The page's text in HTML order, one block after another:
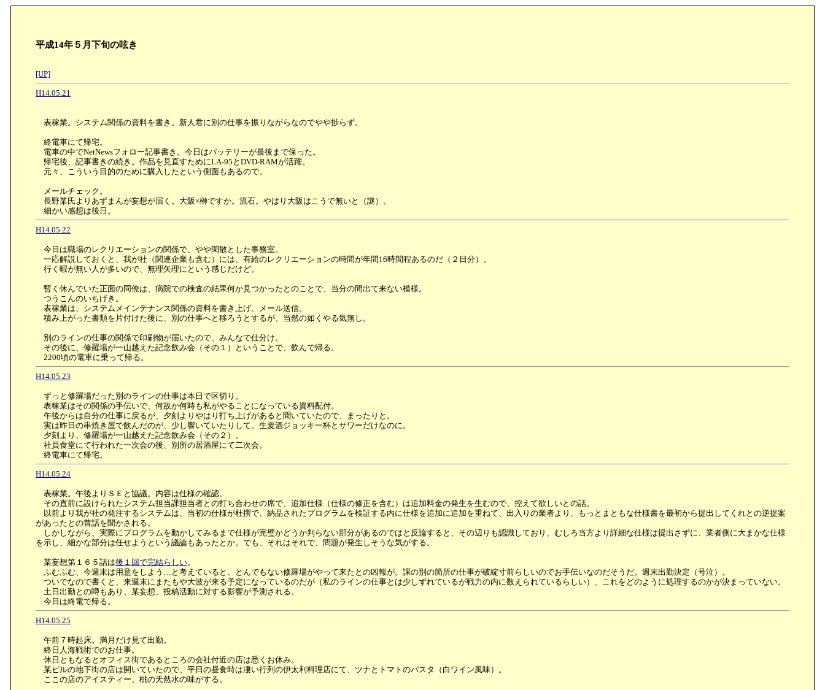
平成14年５月下旬の呟き
[UP]
H14.05.21
表稼業。システム関係の資料を書き。新人君に別の仕事を振りながらなのでやや捗らず。
終電車にて帰宅。
電車の中でNetNewsフォロー記事書き。今日はバッテリーが最後まで保った。
帰宅後、記事書きの続き。作品を見直すためにLA-95とDVD-RAMが活躍。
元々、こういう目的のために購入したという側面もあるので。
メールチェック。
長野某氏よりあずまんが妄想が届く。大阪×榊ですか。流石。やはり大阪はこうで無いと（謎）。
細かい感想は後日。
H14.05.22
今日は職場のレクリエーションの関係で、やや閑散とした事務室。
一応解説しておくと、我が社（関連企業も含む）には、有給のレクリエーションの時間が年間16時間程あるのだ（２日分）。
行く暇が無い人が多いので、無理矢理にという感じだけど。
暫く休んでいた正面の同僚は、病院での検査の結果何か見つかったとのことで、当分の間出て来ない模様。
つうこんのいちげき。
表稼業は、システムメインテナンス関係の資料を書き上げ、メール送信。
積み上がった書類を片付けた後に、別の仕事へと移ろうとするが、当然の如くやる気無し。
別のラインの仕事の関係で印刷物が届いたので、みんなで仕分け。
その後に、修羅場が一山越えた記念飲み会（その１）ということで、飲んで帰る。
2200頃の電車に乗って帰る。
H14.05.23
ずっと修羅場だった別のラインの仕事は本日で区切り。
表稼業はその関係の手伝いで、何故か何時も私がやることになっている資料配付。
午後からは自分の仕事に戻るが、夕刻よりやはり打ち上げがあると聞いていたので、まったりと。
実は昨日の串焼き屋で飲んだのが、少し響いていたりして。生麦酒ジョッキ一杯とサワーだけなのに。
夕刻より、修羅場が一山越えた記念飲み会（その２）。
社員食堂にて行われた一次会の後、別所の居酒屋にて二次会。
終電車にて帰宅。
H14.05.24
表稼業。午後よりＳＥと協議。内容は仕様の確認。
その直前に設けられたシステム担当課担当者との打ち合わせの席で、追加仕様（仕様の修正を含む）は追加料金の発生を生むので、控えて欲しいとの話。
以前より我が社の発注するシステムは、当初の仕様が杜撰で、納品されたプログラムを検証する内に仕様を追加に追加を重ねて、出入りの業者より、もっとまともな仕様書を最初から提出してくれとの逆提案
があったとの昔話を聞かされる。
しかしながら、実際にプログラムを動かしてみるまで仕様が完璧かどうか判らない部分があるのではと反論すると、その辺りも認識しており、むしろ当方より詳細な仕様は提出さずに、業者側に大まかな仕様
を示し、細かな部分は任せようという議論もあったとか。でも、それはそれで、問題が発生しそうな気がする。
某妄想第１６５話は後１回で完結らしい。
ふむふむ、今週末は用意をしよう…と考えていると、とんでもない修羅場がやって来たとの凶報が。課の別の箇所の仕事が破綻寸前らしいのでお手伝いなのだそうだ。週末出勤決定（号泣）。
ついでなので書くと、来週末にまたもや大波が来る予定になっているのだが（私のラインの仕事とは少しずれているが戦力の内に数えられているらしい）、これをどのように処理するのかが決まっていない。
土日出勤との噂もあり、某妄想、投稿活動に対する影響が予測される。
今日は終電で帰る。
H14.05.25
午前７時起床。満月だけ見て出勤。
終日人海戦術でのお仕事。
休日ともなるとオフィス街であるところの会社付近の店は悉くお休み。
某ビルの地下街の店は開いていたので、平日の昼食時は凄い行列の伊太利料理店にて、ツナとトマトのパスタ（白ワイン風味）。
ここの店のアイスティー、桃の天然水の味がする。